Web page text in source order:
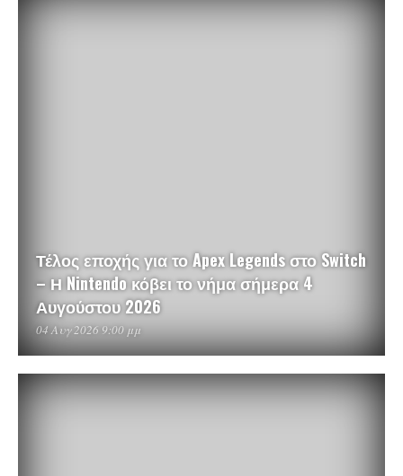
Τέλος εποχής για το Apex Legends στο Switch
– Η Nintendo κόβει το νήμα σήμερα 4
Αυγούστου 2026
04 Αυγ 2026 9:00 μμ